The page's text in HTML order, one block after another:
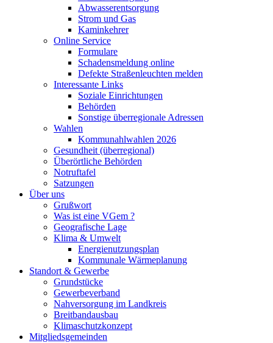
Abwasserentsorgung
Strom und Gas
Kaminkehrer
Online Service
Formulare
Schadensmeldung online
Defekte Straßenleuchten melden
Interessante Links
Soziale Einrichtungen
Behörden
Sonstige überregionale Adressen
Wahlen
Kommunahlwahlen 2026
Gesundheit (überregional)
Überörtliche Behörden
Notruftafel
Satzungen
Über uns
Grußwort
Was ist eine VGem ?
Geografische Lage
Klima & Umwelt
Energienutzungsplan
Kommunale Wärmeplanung
Standort & Gewerbe
Grundstücke
Gewerbeverband
Nahversorgung im Landkreis
Breitbandausbau
Klimaschutzkonzept
Mitgliedsgemeinden